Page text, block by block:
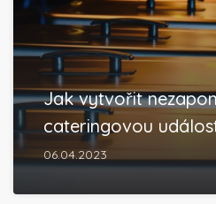
Jak vytvořit
cateringovou
06.04.2023